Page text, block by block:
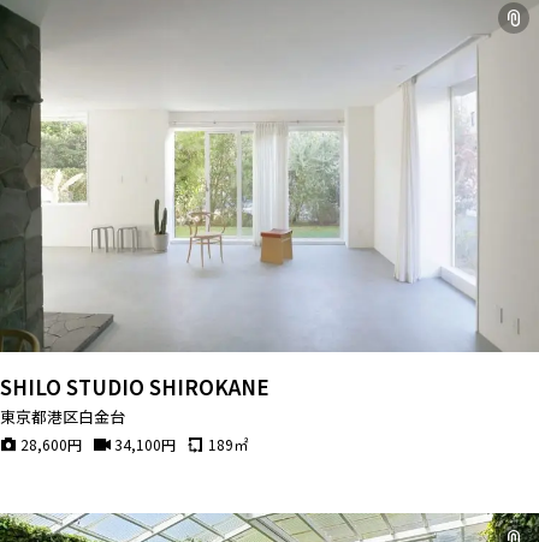
SHILO STUDIO SHIROKANE
東京都港区白金台
28,600円 34,100円 189㎡